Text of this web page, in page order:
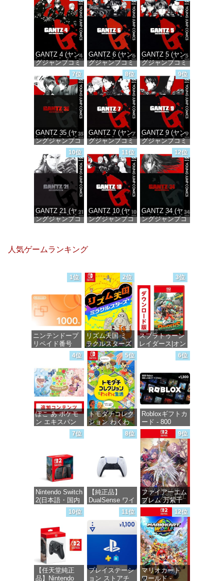
価格：¥100 価格：¥100 価格：¥100
GANTZ 4 (ヤン
グジャンプコミ
ックスDIGITAL)
価格：¥100
GANTZ 6 (ヤン
グジャンプコミ
ックスDIGITAL)
価格：¥100
GANTZ 5 (ヤン
グジャンプコミ
ックスDIGITAL)
価格：¥100
7位
GANTZ 35 (ヤ
ングジャンプコ
DIGITAL)
価格：¥100
8位
GANTZ 7 (ヤン
グジャンプコミ
ックスDIGITAL)
価格：¥100
9位
GANTZ 9 (ヤン
グジャンプコミ
ックスDIGITAL)
価格：¥100
10位
GANTZ 21 (ヤ
ングジャンプコ
価格：¥100
11位
GANTZ 10 (ヤ
ングジャンプコ
12位
GANTZ 34 (ヤ
ングジャンプコ
人気ゲームランキング
1位
ニンテンドープ
リペイド番号
1000円|オンラ
インコード版
価格：¥1,000
2位
リズム天国 ミ
ラクルスターズ
-Switch
価格：¥5,645
3位
スプラトゥーン
レイダース|オン
ラインコード版
4位
ぽこ あ ポケモ
ン エキスパン
ションパス|オン
ラインコード版
価格：¥4,400
5位
トモダチコレク
ション わくわ
く生活 -Switch
6位
Robloxギフトカ
ード - 800
Robux 【限定バ
ーチャルアイテ
ムを含む】
【オンラインゲ
ームコード】
ロブロックス |
オンラインコー
ド版
価格：¥1,300
7位
Nintendo Switch
2(日本語・国内
価格：¥55,491
8位
【純正品】
DualSense ワイ
ヤレスコントロ
ーラー(CFI-
ZCT2J)
価格：¥10,737
9位
ファイアーエム
ブレム 万紫千
紅 -Switch2
価格：¥8,979
10位
【任天堂純正
品】Nintendo
11位
プレイステーシ
ョン ストアチ
12位
マリオカート
ワールド -